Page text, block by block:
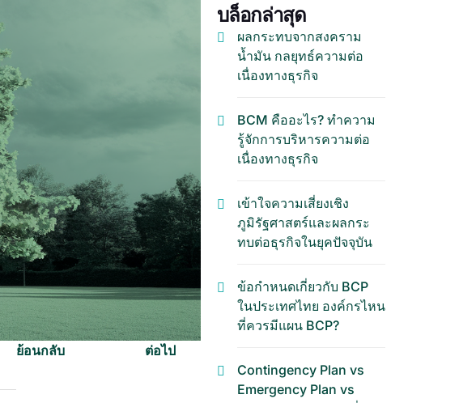
ย้อนกลับ ต่อไป
บล็อกล่าสุด
ผลกระทบจากสงคราม
น้ำมัน กลยุทธ์ความต่อ
เนื่องทางธุรกิจ
BCM คืออะไร? ทำความ
รู้จักการบริหารความต่อ
เนื่องทางธุรกิจ
เข้าใจความเสี่ยงเชิง
ภูมิรัฐศาสตร์และผลกระ
ทบต่อธุรกิจในยุคปัจจุบัน
ข้อกำหนดเกี่ยวกับ BCP
ในประเทศไทย องค์กรไหน
ที่ควรมีแผน BCP?
Contingency Plan vs
Emergency Plan vs